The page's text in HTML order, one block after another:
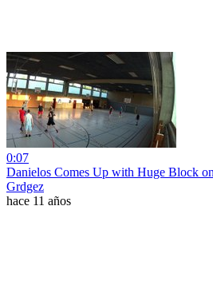
0:07
Danielos Comes Up with Huge Block
Grdgez
hace 11 años